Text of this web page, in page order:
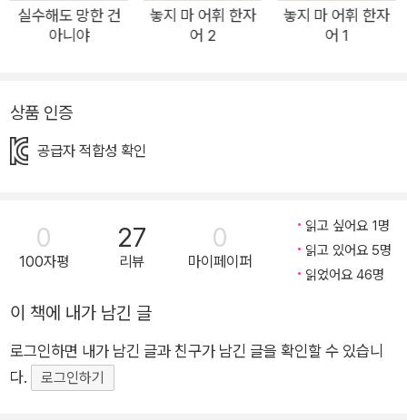
여 생활 속에서 생기는 과학적 질문들을 엉뚱하고도 기발한 전개
를 통해 자연스럽게 풀어 주고 또한 예상을 빗나가는 결말로 웃음
것이다. 그냥 재미있게 웃으면서 읽기만 해도 그 내용이 기억에
남아 잊히지 않는다. 이렇게 재미있게 읽다 보면 과학 교과서 속
다. 특히 이번 책은 2019년도부터 초등학교에서 가르치기 시작
한 코딩을 주제로 하고 있다. 코딩은 초등학교에서 과학 교과가
아니라 실과 교과에 포함되어 있지만 어린이들의 관심이 높고 과
학에 가까운 분야라서 <놓지 마 과학!>에서 다루게 되었다. 스토
과 지침을 참고하여 정구와 정신이가 로봇 공룡을 만들어 로봇 공
룡 대전에 참가하는 이야기로 설정이 되었다. 이 때문에 어린이들
실수해도 망한 건
아니야
놓지 마 어휘 한자
어 2
놓지 마 어휘 한자
어 1
상품 인증
공급자 적합성 확인
0
100자평
27
리뷰
0
마이페이퍼
읽고 싶어요 1명
읽고 있어요 5명
읽었어요 46명
이 책에 내가 남긴 글
로그인하면 내가 남긴 글과 친구가 남긴 글을 확인할 수 있습니
다.
로그인하기